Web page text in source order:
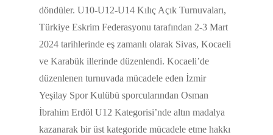
döndüler. U10-U12-U14 Kılıç Açık Turnuvaları,
Türkiye Eskrim Federasyonu tarafından 2-3 Mart
2024 tarihlerinde eş zamanlı olarak Sivas, Kocaeli
ve Karabük illerinde düzenlendi. Kocaeli’de
düzenlenen turnuvada mücadele eden İzmir
Yeşilay Spor Kulübü sporcularından Osman
İbrahim Erdöl U12 Kategorisi’nde altın madalya
kazanarak bir üst kategoride mücadele etme hakkı